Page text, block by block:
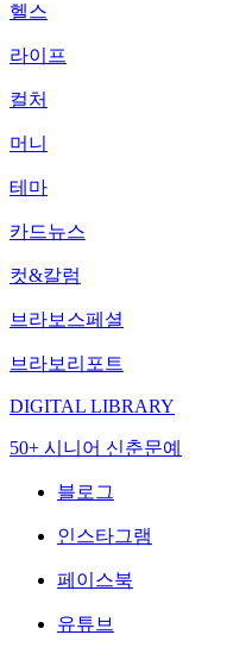
헬스
라이프
컬처
머니
테마
카드뉴스
컷&칼럼
브라보스페셜
브라보리포트
DIGITAL LIBRARY
50+ 시니어 신춘문예
블로그
인스타그램
페이스북
유튜브